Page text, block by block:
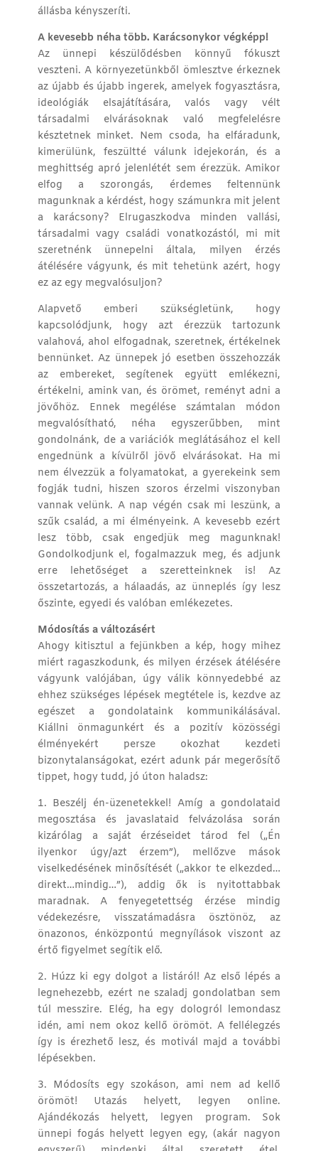
állásba kényszeríti.
A kevesebb néha több. Karácsonykor végképp!
Az ünnepi készülődésben könnyű fókuszt
veszteni. A környezetünkből ömlesztve érkeznek
az újabb és újabb ingerek, amelyek fogyasztásra,
ideológiák elsajátítására, valós vagy vélt
társadalmi elvárásoknak való megfelelésre
késztetnek minket. Nem csoda, ha elfáradunk,
kimerülünk, feszültté válunk idejekorán, és a
meghittség apró jelenlétét sem érezzük. Amikor
elfog a szorongás, érdemes feltennünk
magunknak a kérdést, hogy számunkra mit jelent
a karácsony? Elrugaszkodva minden vallási,
társadalmi vagy családi vonatkozástól, mi mit
szeretnénk ünnepelni általa, milyen érzés
átélésére vágyunk, és mit tehetünk azért, hogy
ez az egy megvalósuljon?
Alapvető emberi szükségletünk, hogy
kapcsolódjunk, hogy azt érezzük tartozunk
valahová, ahol elfogadnak, szeretnek, értékelnek
bennünket. Az ünnepek jó esetben összehozzák
az embereket, segítenek együtt emlékezni,
értékelni, amink van, és örömet, reményt adni a
jövőhöz. Ennek megélése számtalan módon
megvalósítható, néha egyszerűbben, mint
gondolnánk, de a variációk meglátásához el kell
engednünk a kívülről jövő elvárásokat. Ha mi
nem élvezzük a folyamatokat, a gyerekeink sem
fogják tudni, hiszen szoros érzelmi viszonyban
vannak velünk. A nap végén csak mi leszünk, a
szűk család, a mi élményeink. A kevesebb ezért
lesz több, csak engedjük meg magunknak!
Gondolkodjunk el, fogalmazzuk meg, és adjunk
erre lehetőséget a szeretteinknek is! Az
összetartozás, a hálaadás, az ünneplés így lesz
őszinte, egyedi és valóban emlékezetes.
Módosítás a változásért
Ahogy kitisztul a fejünkben a kép, hogy mihez
miért ragaszkodunk, és milyen érzések átélésére
vágyunk valójában, úgy válik könnyedebbé az
ehhez szükséges lépések megtétele is, kezdve az
egészet a gondolataink kommunikálásával.
Kiállni önmagunkért és a pozitív közösségi
élményekért persze okozhat kezdeti
bizonytalanságokat, ezért adunk pár megerősítő
tippet, hogy tudd, jó úton haladsz:
1. Beszélj én-üzenetekkel! Amíg a gondolataid
megosztása és javaslataid felvázolása során
kizárólag a saját érzéseidet tárod fel („Én
ilyenkor úgy/azt érzem”), mellőzve mások
viselkedésének minősítését („akkor te elkezded…
direkt…mindig…”), addig ők is nyitottabbak
maradnak. A fenyegetettség érzése mindig
védekezésre, visszatámadásra ösztönöz, az
önazonos, énközpontú megnyílások viszont az
értő figyelmet segítik elő.
2. Húzz ki egy dolgot a listáról! Az első lépés a
legnehezebb, ezért ne szaladj gondolatban sem
túl messzire. Elég, ha egy dologról lemondasz
idén, ami nem okoz kellő örömöt. A fellélegzés
így is érezhető lesz, és motivál majd a további
lépésekben.
3. Módosíts egy szokáson, ami nem ad kellő
örömöt! Utazás helyett, legyen online.
Ajándékozás helyett, legyen program. Sok
ünnepi fogás helyett legyen egy, (akár nagyon